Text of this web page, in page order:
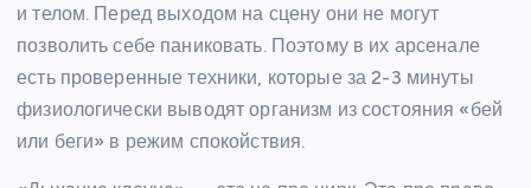
и телом. Перед выходом на сцену они не могут
позволить себе паниковать. Поэтому в их арсенале
есть проверенные техники, которые за 2-3 минуты
физиологически выводят организм из состояния «бей
или беги» в режим спокойствия.